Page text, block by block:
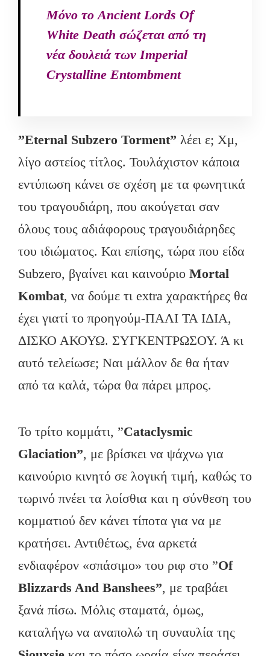
Μόνο το Ancient Lords Of
White Death σώζεται από τη
νέα δουλειά των Imperial
Crystalline Entombment
”Eternal Subzero Torment” λέει ε; Χμ,
λίγο αστείος τίτλος. Τουλάχιστον κάποια
εντύπωση κάνει σε σχέση με τα φωνητικά
του τραγουδιάρη, που ακούγεται σαν
όλους τους αδιάφορους τραγουδιάρηδες
του ιδιώματος. Και επίσης, τώρα που είδα
Subzero, βγαίνει και καινούριο Mortal
Kombat, να δούμε τι extra χαρακτήρες θα
έχει γιατί το προηγούμ-ΠΑΛΙ ΤΑ ΙΔΙΑ,
ΔΙΣΚΟ ΑΚΟΥΩ. ΣΥΓΚΕΝΤΡΩΣΟΥ. Ά κι
αυτό τελείωσε; Ναι μάλλον δε θα ήταν
από τα καλά, τώρα θα πάρει μπρος.
Το τρίτο κομμάτι, ”Cataclysmic
Glaciation”, με βρίσκει να ψάχνω για
καινούριο κινητό σε λογική τιμή, καθώς το
τωρινό πνέει τα λοίσθια και η σύνθεση του
κομματιού δεν κάνει τίποτα για να με
κρατήσει. Αντιθέτως, ένα αρκετά
ενδιαφέρον «σπάσιμο» του ριφ στο ”Of
Blizzards And Banshees”, με τραβάει
ξανά πίσω. Μόλις σταματά, όμως,
καταλήγω να αναπολώ τη συναυλία της